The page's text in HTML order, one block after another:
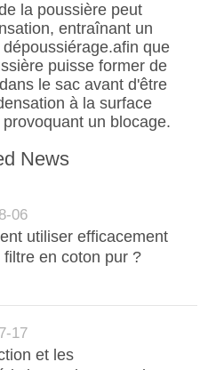
la poussière peut
entraînant un
que
puisse former de
le sac avant d'être
à la surface
un blocage.
News
06
utiliser efficacement
filtre en coton pur ?
17
et les